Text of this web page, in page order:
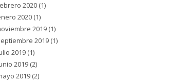
2020(1)
2020(1)
2019(1)
2019(1)
2019(1)
2019(2)
2019(2)